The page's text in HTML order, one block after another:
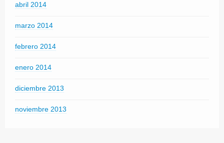
abril 2014
marzo 2014
febrero 2014
enero 2014
diciembre 2013
noviembre 2013